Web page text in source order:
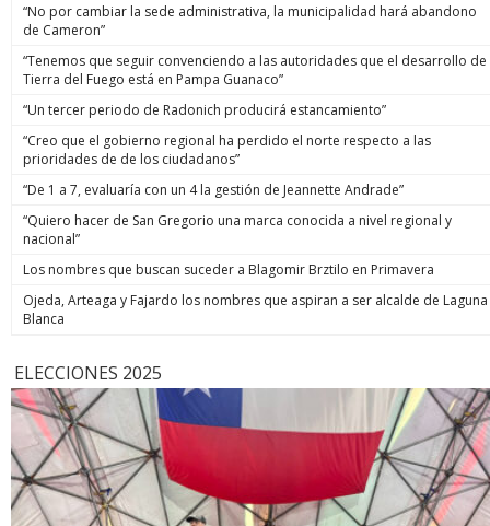
“No por cambiar la sede administrativa, la municipalidad hará abandono
de Cameron”
“Tenemos que seguir convenciendo a las autoridades que el desarrollo de
Tierra del Fuego está en Pampa Guanaco”
“Un tercer periodo de Radonich producirá estancamiento”
“Creo que el gobierno regional ha perdido el norte respecto a las
prioridades de de los ciudadanos”
“De 1 a 7, evaluaría con un 4 la gestión de Jeannette Andrade”
“Quiero hacer de San Gregorio una marca conocida a nivel regional y
nacional”
Los nombres que buscan suceder a Blagomir Brztilo en Primavera
Ojeda, Arteaga y Fajardo los nombres que aspiran a ser alcalde de Laguna
Blanca
ELECCIONES 2025